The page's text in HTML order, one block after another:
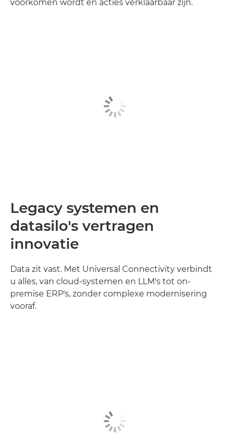
voorkomen wordt en acties verklaarbaar zijn.
Legacy systemen en
datasilo's vertragen
innovatie
Data zit vast. Met Universal Connectivity verbindt
u alles, van cloud-systemen en LLM's tot on-
premise ERP's, zonder complexe modernisering
vooraf.